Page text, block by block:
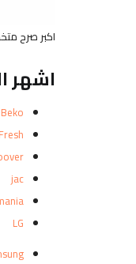
اكبر صرح
اشهر
Beko
Fresh
jac
LG